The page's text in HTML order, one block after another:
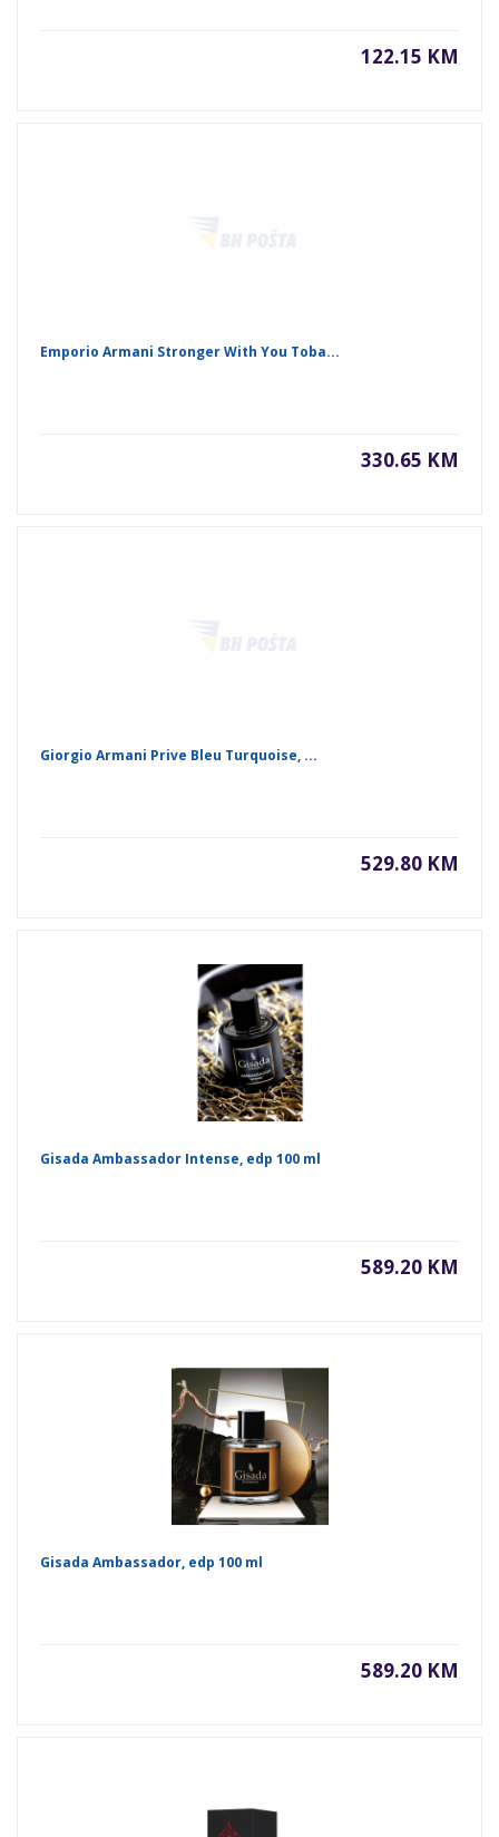
122.15 KM
Emporio Armani Stronger With You Toba...
330.65 KM
Giorgio Armani Prive Bleu Turquoise, ...
529.80 KM
Gisada Ambassador Intense, edp 100 ml
589.20 KM
Gisada Ambassador, edp 100 ml
589.20 KM